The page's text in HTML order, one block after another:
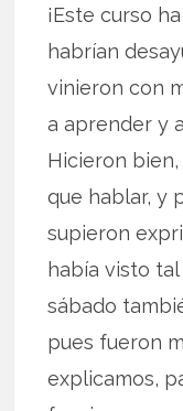
¡Este curso
habrían
vinieron con
a aprender y
Hicieron
que hablar, y
supieron
había visto
sábado
pues fueron
explicamos,